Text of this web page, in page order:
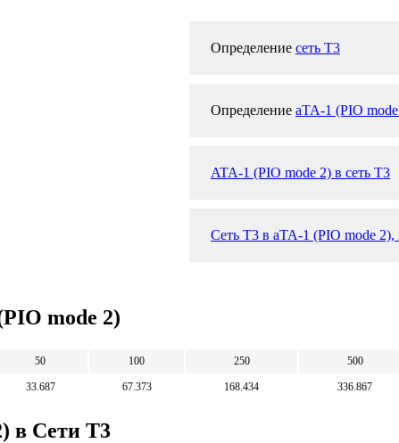
Определение сеть T3
Определение aTA-1 (PIO
ATA-1 (PIO mode 2) в сеть T3
Сеть T3 в aTA-1 (PIO mode 2),
mode 2)
50 100 250 500
33.687 67.373 168.434 336.867
в Сети T3